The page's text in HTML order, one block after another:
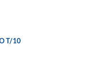
T/10